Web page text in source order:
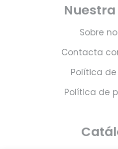
Sobre
Contacta
Política de
Política de